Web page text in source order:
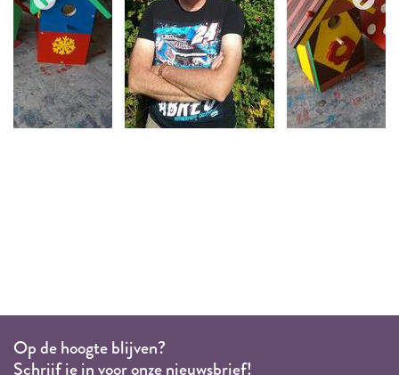
Op de hoogte blijven?
Schrijf je in voor onze nieuwsbrief!